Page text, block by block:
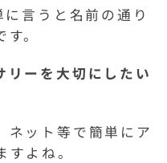
言うと名前の通り
。
リーを大切にしたい
ネット等で簡単にア
よね。